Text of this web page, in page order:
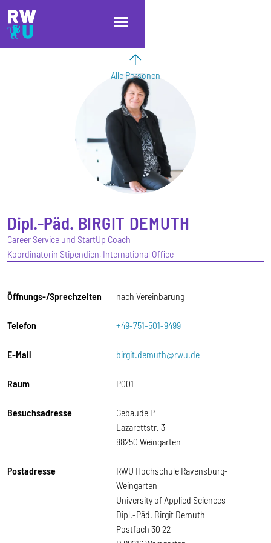
Direkt zum Inhalt
Direkt zur Hauptnavigation
Direkt zum Fußbereich
Alle Personen
Dipl.-Päd. BIRGIT DEMUTH
Career Service und StartUp Coach
Koordinatorin Stipendien, International Office
Öffnungs-/Sprechzeiten nach Vereinbarung
Telefon +49-751-501-9499
E-Mail birgit.demuth@rwu.de
Raum P001
Besuchsadresse
Gebäude P
Lazarettstr. 3
88250 Weingarten
Postadresse
RWU Hochschule Ravensburg-
Weingarten
University of Applied Sciences
Dipl.-Päd. Birgit Demuth
Postfach 30 22